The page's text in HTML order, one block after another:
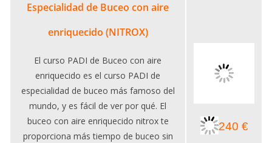
Especialidad de Buceo con aire
enriquecido (NITROX)
El curso PADI de Buceo con aire
enriquecido es el curso PADI de
especialidad de buceo más famoso del
mundo, y es fácil de ver por qué. El
buceo con aire enriquecido nitrox te
proporciona más tiempo de buceo sin
240 €